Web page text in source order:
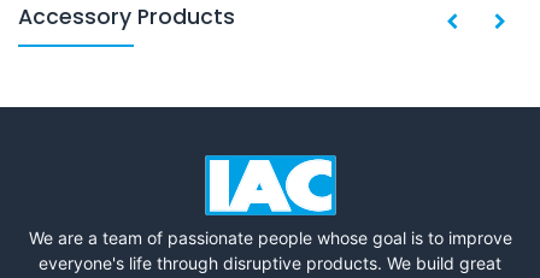
Accessory Products
We are a team of passionate people whose goal is to improve
everyone's life through disruptive products. We build great